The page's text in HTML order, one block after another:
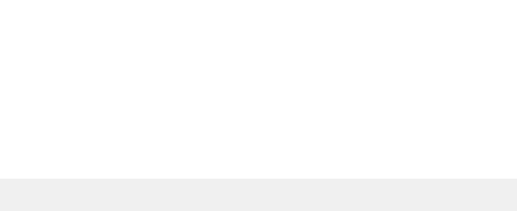
ありません。